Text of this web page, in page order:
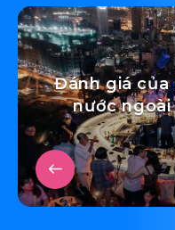
Đánh giá của
nước